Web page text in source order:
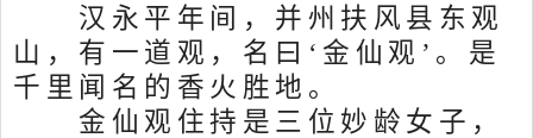
汉永平年间，并州扶风县东观
山，有一道观，名曰‘金仙观’。是
千里闻名的香火胜地。
金仙观住持是三位妙龄女子，